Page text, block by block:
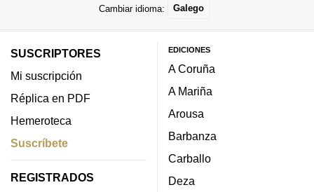
Cambiar idioma: Galego
SUSCRIPTORES
Mi suscripción
Réplica en PDF
Hemeroteca
Suscríbete
REGISTRADOS
EDICIONES
A Coruña
A Mariña
Arousa
Barbanza
Carballo
Deza